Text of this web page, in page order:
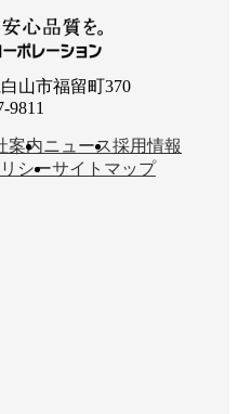
山市福留町370
9811
案内ニュース採用情報
シーサイトマップ